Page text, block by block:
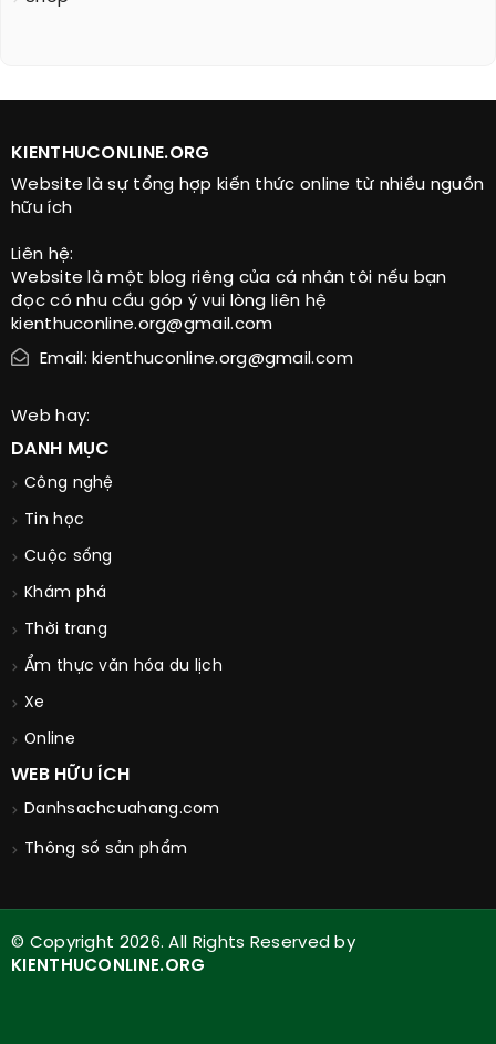
KIENTHUCONLINE.ORG
Website là sự tổng hợp kiến thức online từ nhiều nguồn
hữu ích
Liên hệ:
Website là một blog riêng của cá nhân tôi nếu bạn
đọc có nhu cầu góp ý vui lòng liên hệ
kienthuconline.org@gmail.com
Email: kienthuconline.org@gmail.com
Web hay:
DANH MỤC
Công nghệ
Tin học
Cuộc sống
Khám phá
Thời trang
Ẩm thực văn hóa du lịch
Xe
Online
WEB HỮU ÍCH
Danhsachcuahang.com
Thông số sản phẩm
© Copyright 2026. All Rights Reserved by
KIENTHUCONLINE.ORG